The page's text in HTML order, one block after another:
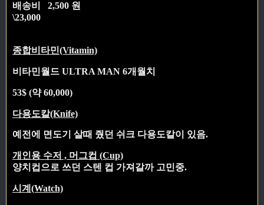
배송비 2,500 원
\23,000
종합비타민(Vitamin)
비타민월드 ULTRA MAN 6개월치
53$ (약 60,000)
다용도칼(Knife)
예전에 면도기 살때 줬던 쉬크 다용도칼이 있음.
개인용 수저 , 머그컵 (Cup)
양치컵으로 쓰던 스텐 컵 가져갈까 고민중.
시계(Watch)